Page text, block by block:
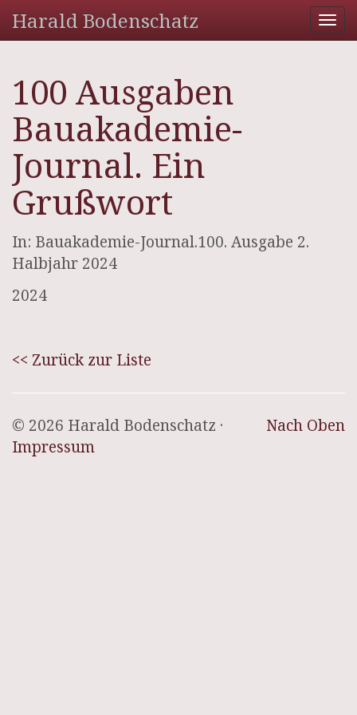
Harald Bodenschatz
100 Ausgaben
Bauakademie-
Journal. Ein
Grußwort
In: Bauakademie-Journal.100. Ausgabe 2.
Halbjahr 2024
2024
<< Zurück zur Liste
Nach Oben
© 2026 Harald Bodenschatz ·
Impressum